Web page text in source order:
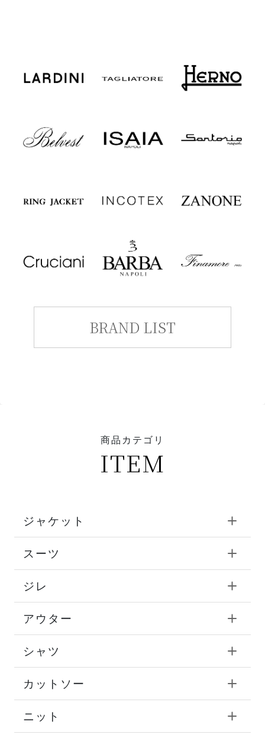
BRAND LIST
商品カテゴリ
ITEM
ジャケット
スーツ
ジレ
アウター
シャツ
カットソー
ニット